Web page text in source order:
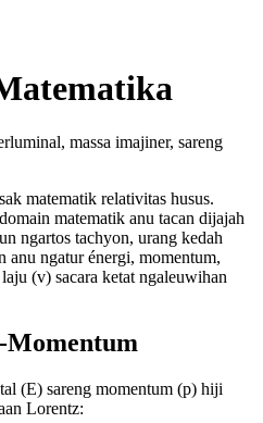
massa imajiner, sareng
matematik relativitas husus.
matematik anu tacan dijajah
ngartos tachyon, urang kedah
anu ngatur énergi, momentum,
(v) sacara ketat ngaleuwihan
Momentum
(E) sareng momentum (p) hiji
Lorentz: